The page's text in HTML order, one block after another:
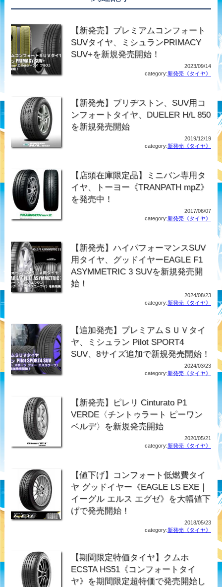
【新発売】プレミアムコンフォート
SUVタイヤ、ミシュランPRIMACY
SUV+を新規発売開始！
2023/09/14
category:新発売《タイヤ》
【新発売】ブリヂストン、SUV用コ
ンフォートタイヤ、DUELER H/L 850
を新規発売開始
2019/12/19
category:新発売《タイヤ》
【店頭在庫限定品】ミニバン専用タ
イヤ、トーヨー《TRANPATH mpZ》
を発売中！
2017/06/07
category:新発売《タイヤ》
【新発売】ハイパフォーマンスSUV
用タイヤ、グッドイヤーEAGLE F1
ASYMMETRIC 3 SUVを新規発売開
始！
2024/08/23
category:新発売《タイヤ》
【追加発売】プレミアムＳＵＶタイ
ヤ、ミシュラン Pilot SPORT4
SUV、8サイズ追加で新規発売開始！
2024/03/23
category:新発売《タイヤ》
【新発売】ピレリ Cinturato P1
VERDE〈チントゥラート ピーワン
ベルデ〉を新規発売開始
2020/05/21
category:新発売《タイヤ》
【値下げ】コンフォート低燃費タイ
ヤ グッドイヤー《EAGLE LS EXE｜
イーグル エルス エグゼ》を大幅値下
げで発売開始！
2018/05/23
category:新発売《タイヤ》
【期間限定特価タイヤ】クムホ
ECSTA HS51《コンフォートタイ
ヤ》を期間限定超特価で発売開始し